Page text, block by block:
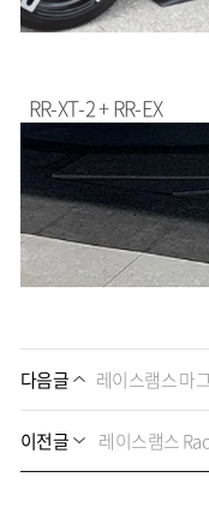
RR-XT-2 + RR-EX
다음글 레이스램스 마
이전글 레이스램스